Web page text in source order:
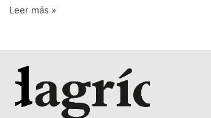
Leer más »